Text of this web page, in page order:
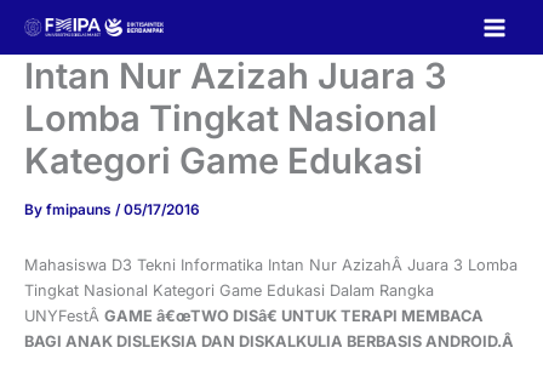
contentIntan Nur Azizah Juara 3
Lomba Tingkat Nasional
Kategori Game Edukasi
By fmipauns /05/17/2016
Mahasiswa D3 Tekni Informatika Intan Nur AzizahÂ Juara 3 Lomba
Tingkat Nasional Kategori Game Edukasi Dalam Rangka
UNYFestÂ GAME â€œTWO DISâ€ UNTUK TERAPI MEMBACA
BAGI ANAK DISLEKSIA DAN DISKALKULIA BERBASIS ANDROID.Â